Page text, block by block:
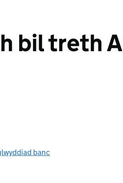
bil treth
banc